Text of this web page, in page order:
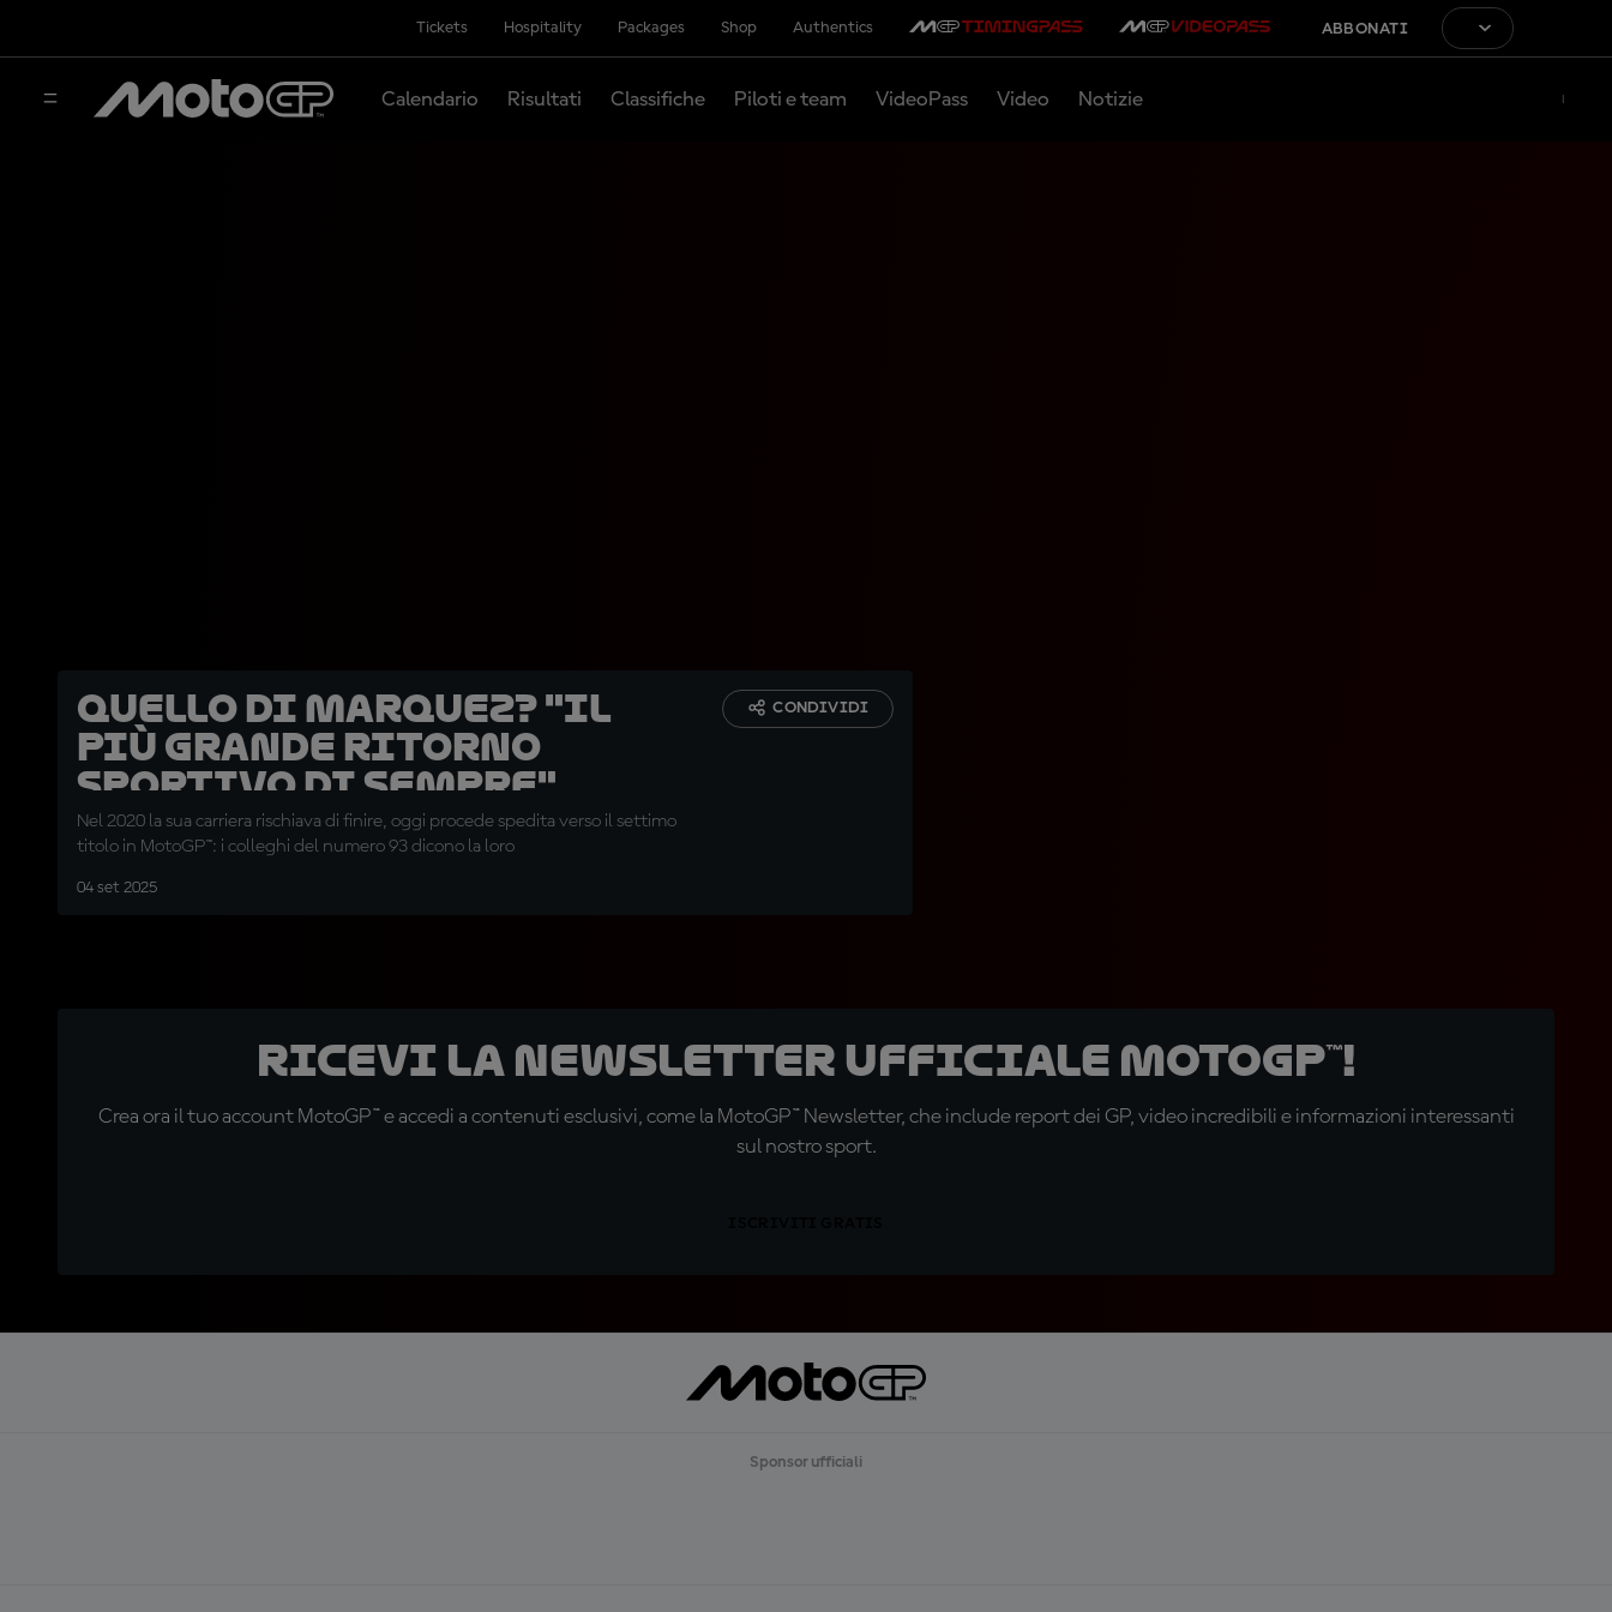
Tickets Hospitality Packages Shop Authentics ABBONATI
Calendario Risultati Classifiche Piloti e team VideoPass Video Notizie
Quello di Marquez? "Il
più grande ritorno
sportivo di sempre"
Nel 2020 la sua carriera rischiava di finire, oggi procede spedita verso il settimo
titolo in MotoGP™: i colleghi del numero 93 dicono la loro
04 set 2025
CONDIVIDI
Ricevi la newsletter ufficiale MotoGP™!
Crea ora il tuo account MotoGP™ e accedi a contenuti esclusivi, come la MotoGP™ Newsletter, che include report dei GP, video incredibili e informazioni interessanti
sul nostro sport.
Sponsor ufficiali